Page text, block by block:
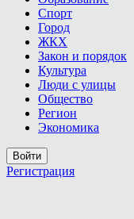
Спорт
Город
ЖКХ
Закон и порядок
Культура
Люди с улицы
Общество
Регион
Экономика
Войти
Регистрация